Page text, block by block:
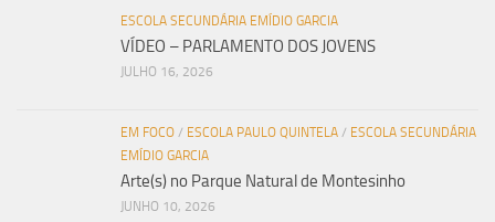
ESCOLA SECUNDÁRIA EMÍDIO GARCIA
VÍDEO – PARLAMENTO DOS JOVENS
JULHO 16, 2026
EM FOCO / ESCOLA PAULO QUINTELA / ESCOLA SECUNDÁRIA
EMÍDIO GARCIA
Arte(s) no Parque Natural de Montesinho
JUNHO 10, 2026